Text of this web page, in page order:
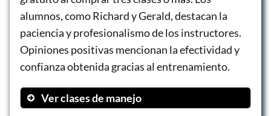
alumnos, como Richard y Gerald, destacan la
paciencia y profesionalismo de los instructores.
Opiniones positivas mencionan la efectividad y
confianza obtenida gracias al entrenamiento.
Ver clases de manejo